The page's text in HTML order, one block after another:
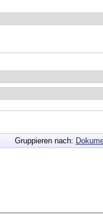
Gruppieren nach: